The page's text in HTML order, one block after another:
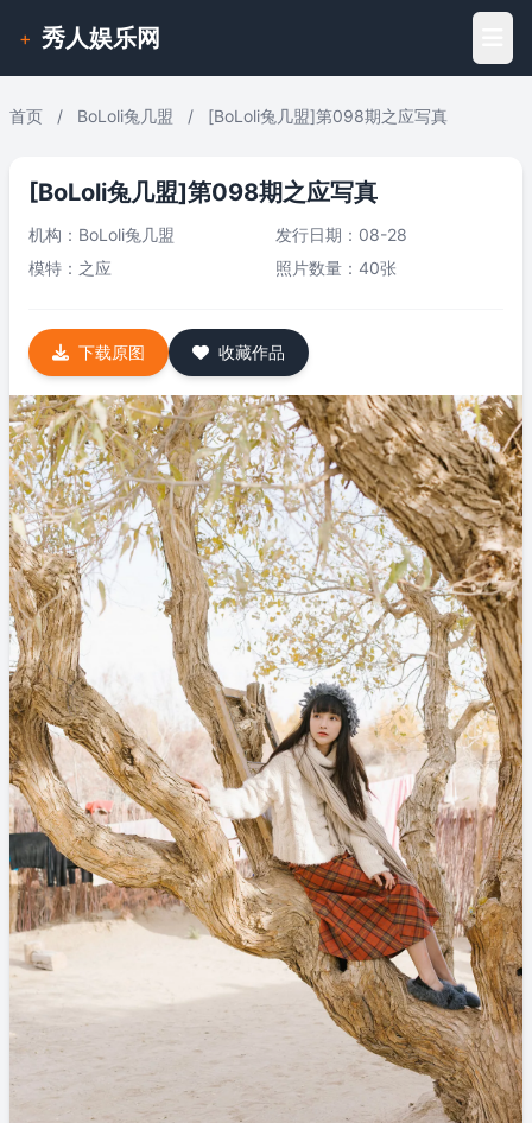
+ 秀人娱乐网
首页 / BoLoli兔几盟 / [BoLoli兔几盟]第098期之应写真
[BoLoli兔几盟]第098期之应写真
机构： BoLoli兔几盟
发行日期：08-28
模特： 之应 照片数量：40张
下载原图 收藏作品